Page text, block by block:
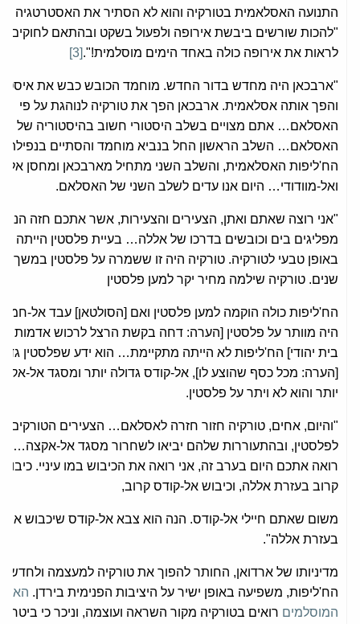
התנועה האסלאמית בטורקיה והוא לא הסתיר את האסטרטגיה
"להכות שורשים ביבשת אירופה ולפעול בשקט ובהתאם לחוקים
לראות את אירופה כולה באחד הימים מוסלמית!".[3]
"ארבכאן היה מחדש בדור החדש. מוחמד הכובש כבש את
והפך אותה אסלאמית. ארבכאן הפך את טורקיה לנוהגת על פי
האסלאם… אתם מצויים בשלב היסטורי חשוב בהיסטוריה של
האסלאם… השלב הראשון החל בנביא מוחמד והסתיים בנפילת
הח'ליפות האסלאמית, והשלב השני מתחיל מארבכאן ומחסן אל-
ואל-מוודודי… היום אנו עדים לשלב השני של האסלאם.
"אני רוצה שאתם ואתן, הצעירים והצעירות, אשר אתכם חזה
מפליגים בים וכובשים בדרכו של אללה… בעיית פלסטין הייתה
באופן טבעי לטורקיה. טורקיה היה זו ששמרה על פלסטין במשך
שנים. טורקיה שילמה מחיר יקר למען פלסטין
הח'ליפות כולה הוקמה למען פלסטין ואם [הסולטאן] עבד אל-
היה מוותר על פלסטין [הערה: דחה בקשת הרצל לרכוש אדמות
בית יהודי] הח'ליפות לא הייתה מתקיימת… הוא ידע שפלסטין
[הערה: מכל כסף שהוצע לו], אל-קודס גדולה יותר ומסגד אל-
יותר והוא לא ויתר על פלסטין.
"והיום, אחים, טורקיה חזור חזרה לאסלאם… הצעירים הטורקים
לפלסטין, ובהתעוררות שלהם יביאו לשחרור מסגד אל-אקצה…
רואה אתכם היום בערב זה, אני רואה את הכיבוש במו עיניי.
קרוב בעזרת אללה, וכיבוש אל-קודס קרוב,
משום שאתם חיילי אל-קודס. הנה הוא צבא אל-קודס שיכבוש
בעזרת אללה".
מדיניותו של ארדואן, החותר להפוך את טורקיה למעצמה ולחדש
הח'ליפות, משפיעה באופן ישיר על היציבות הפנימית בירדן.
המוסלמים רואים בטורקיה מקור השראה ועוצמה, וניכר כי